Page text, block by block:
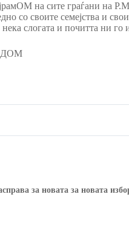
на сите граѓани на
со своите семејства и
слогата и почитта ни го
ДОМ
за новата за новата